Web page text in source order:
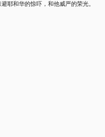
耶和华的惊吓，和他威严的荣光。